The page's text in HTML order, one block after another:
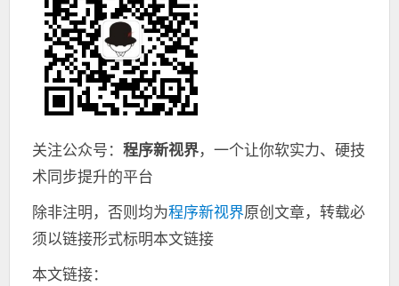
关注公众号： 程序新视界，一个让你软实力、硬技
术同步提升的平台
除非注明，否则均为程序新视界原创文章，转载必
须以链接形式标明本文链接
本文链接：